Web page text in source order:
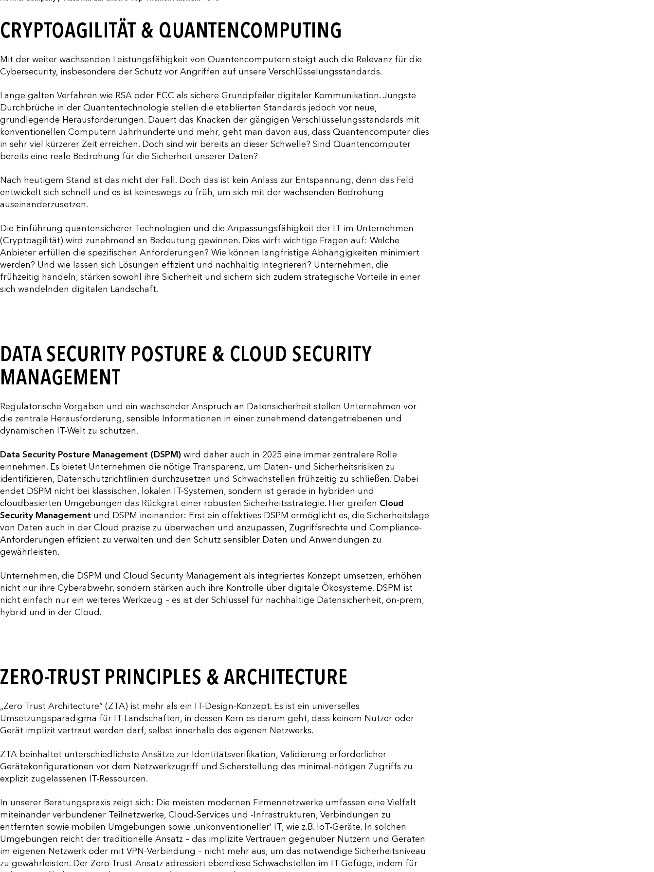
CRYPTOAGILITÄT & QUANTENCOMPUTING
Mit der weiter wachsenden Leistungsfähigkeit von Quantencomputern steigt auch die Relevanz für die
Cybersecurity, insbesondere der Schutz vor Angriffen auf unsere Verschlüsselungsstandards.
Lange galten Verfahren wie RSA oder ECC als sichere Grundpfeiler digitaler Kommunikation. Jüngste
Durchbrüche in der Quantentechnologie stellen die etablierten Standards jedoch vor neue,
grundlegende Herausforderungen. Dauert das Knacken der gängigen Verschlüsselungsstandards mit
konventionellen Computern Jahrhunderte und mehr, geht man davon aus, dass Quantencomputer dies
in sehr viel kürzerer Zeit erreichen. Doch sind wir bereits an dieser Schwelle? Sind Quantencomputer
bereits eine reale Bedrohung für die Sicherheit unserer Daten?
Nach heutigem Stand ist das nicht der Fall. Doch das ist kein Anlass zur Entspannung, denn das Feld
entwickelt sich schnell und es ist keineswegs zu früh, um sich mit der wachsenden Bedrohung
auseinanderzusetzen.
Die Einführung quantensicherer Technologien und die Anpassungsfähigkeit der IT im Unternehmen
(Cryptoagilität) wird zunehmend an Bedeutung gewinnen. Dies wirft wichtige Fragen auf: Welche
Anbieter erfüllen die spezifischen Anforderungen? Wie können langfristige Abhängigkeiten minimiert
werden? Und wie lassen sich Lösungen effizient und nachhaltig integrieren? Unternehmen, die
frühzeitig handeln, stärken sowohl ihre Sicherheit und sichern sich zudem strategische Vorteile in einer
sich wandelnden digitalen Landschaft.
DATA SECURITY POSTURE & CLOUD SECURITY
MANAGEMENT
Regulatorische Vorgaben und ein wachsender Anspruch an Datensicherheit stellen Unternehmen vor
die zentrale Herausforderung, sensible Informationen in einer zunehmend datengetriebenen und
dynamischen IT-Welt zu schützen.
Data Security Posture Management (DSPM) wird daher auch in 2025 eine immer zentralere Rolle
einnehmen. Es bietet Unternehmen die nötige Transparenz, um Daten- und Sicherheitsrisiken zu
identifizieren, Datenschutzrichtlinien durchzusetzen und Schwachstellen frühzeitig zu schließen. Dabei
endet DSPM nicht bei klassischen, lokalen IT-Systemen, sondern ist gerade in hybriden und
cloudbasierten Umgebungen das Rückgrat einer robusten Sicherheitsstrategie. Hier greifen Cloud
Security Management und DSPM ineinander: Erst ein effektives DSPM ermöglicht es, die Sicherheitslage
von Daten auch in der Cloud präzise zu überwachen und anzupassen, Zugriffsrechte und Compliance-
Anforderungen effizient zu verwalten und den Schutz sensibler Daten und Anwendungen zu
gewährleisten.
Unternehmen, die DSPM und Cloud Security Management als integriertes Konzept umsetzen, erhöhen
nicht nur ihre Cyberabwehr, sondern stärken auch ihre Kontrolle über digitale Ökosysteme. DSPM ist
nicht einfach nur ein weiteres Werkzeug – es ist der Schlüssel für nachhaltige Datensicherheit, on-prem,
hybrid und in der Cloud.
ZERO-TRUST PRINCIPLES & ARCHITECTURE
„Zero Trust Architecture“ (ZTA) ist mehr als ein IT-Design-Konzept. Es ist ein universelles
Umsetzungsparadigma für IT-Landschaften, in dessen Kern es darum geht, dass keinem Nutzer oder
Gerät implizit vertraut werden darf, selbst innerhalb des eigenen Netzwerks.
ZTA beinhaltet unterschiedlichste Ansätze zur Identitätsverifikation, Validierung erforderlicher
Gerätekonfigurationen vor dem Netzwerkzugriff und Sicherstellung des minimal-nötigen Zugriffs zu
explizit zugelassenen IT-Ressourcen.
In unserer Beratungspraxis zeigt sich: Die meisten modernen Firmennetzwerke umfassen eine Vielfalt
miteinander verbundener Teilnetzwerke, Cloud-Services und -Infrastrukturen, Verbindungen zu
entfernten sowie mobilen Umgebungen sowie ‚unkonventioneller‘ IT, wie z.B. IoT-Geräte. In solchen
Umgebungen reicht der traditionelle Ansatz – das implizite Vertrauen gegenüber Nutzern und Geräten
im eigenen Netzwerk oder mit VPN-Verbindung – nicht mehr aus, um das notwendige Sicherheitsniveau
zu gewährleisten. Der Zero-Trust-Ansatz adressiert ebendiese Schwachstellen im IT-Gefüge, indem für